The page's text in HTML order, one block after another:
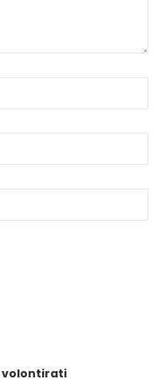
volontirati